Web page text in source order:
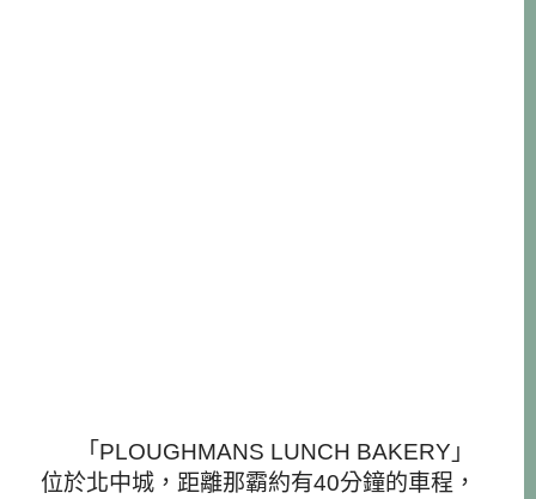
「 PLOUGHMANS LUNCH BAKERY」
位於北中城，距離那霸約有40分鐘的車程，